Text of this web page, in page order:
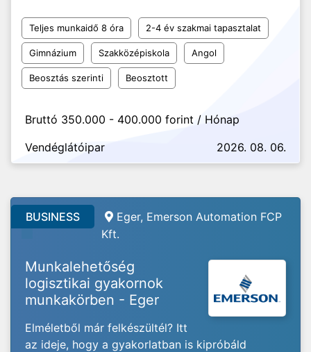
Teljes munkaidő 8 óra 2-4 év szakmai tapasztalat
Gimnázium Szakközépiskola Angol
Beosztás szerinti Beosztott
Bruttó 350.000 - 400.000 forint / Hónap
Vendéglátóipar
2026. 08. 06.
BUSINESS
Eger, Emerson Automation FCP
Kft.
Munkalehetőség
logisztikai gyakornok
munkakörben - Eger
Elméletből már felkészültél? Itt
az ideje, hogy a gyakorlatban is kipróbáld